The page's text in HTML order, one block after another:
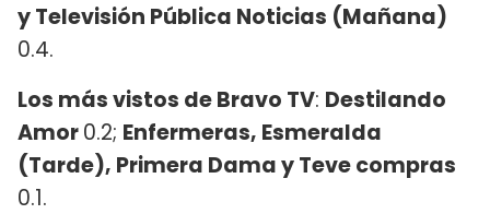
y Televisión Pública Noticias (Mañana)
0.4.
Los más vistos de Bravo TV: Destilando
Amor0.2; Enfermeras, Esmeralda
(Tarde), Primera Dama y Teve compras
0.1.